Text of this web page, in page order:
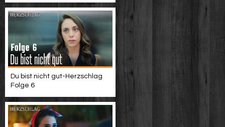
Du bist nicht gut-Herzschlag
Folge 6